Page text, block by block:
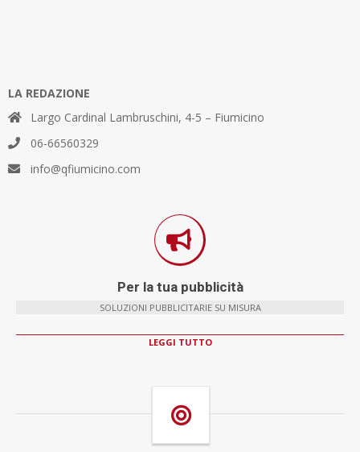
LA REDAZIONE
Largo Cardinal Lambruschini, 4-5 – Fiumicino
06-66560329
info@qfiumicino.com
Per la tua pubblicità
SOLUZIONI PUBBLICITARIE SU MISURA
LEGGI TUTTO